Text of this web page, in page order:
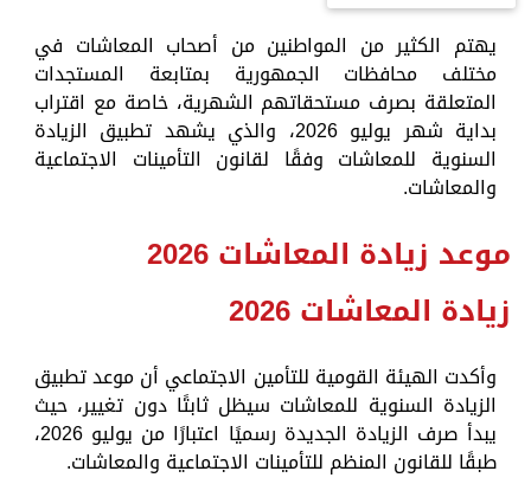
يهتم الكثير من المواطنين من أصحاب المعاشات في
مختلف محافظات الجمهورية بمتابعة المستجدات
المتعلقة بصرف مستحقاتهم الشهرية، خاصة مع اقتراب
بداية شهر يوليو 2026، والذي يشهد تطبيق الزيادة
السنوية للمعاشات وفقًا لقانون التأمينات الاجتماعية
والمعاشات.
موعد زيادة المعاشات 2026
زيادة المعاشات 2026
وأكدت الهيئة القومية للتأمين الاجتماعي أن موعد تطبيق
الزيادة السنوية للمعاشات سيظل ثابتًا دون تغيير، حيث
يبدأ صرف الزيادة الجديدة رسميًا اعتبارًا من يوليو 2026،
طبقًا للقانون المنظم للتأمينات الاجتماعية والمعاشات.